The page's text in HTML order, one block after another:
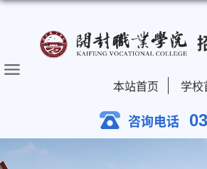
本站首页 学校
咨询电话